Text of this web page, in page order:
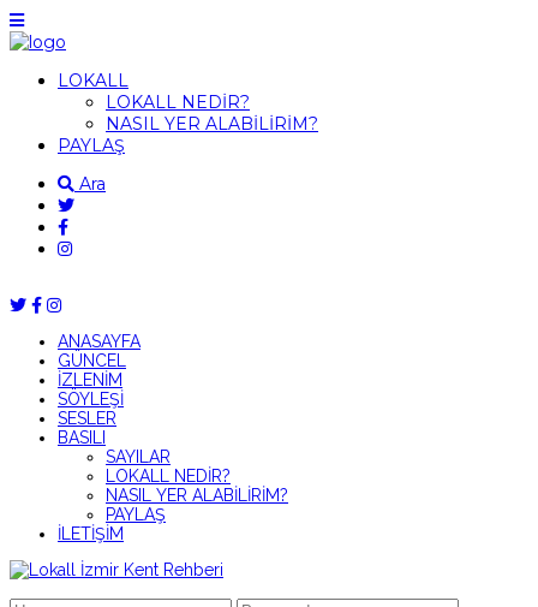
LOKALL
LOKALL NEDİR?
NASIL YER ALABİLİRİM?
PAYLAŞ
Ara
ANASAYFA
GÜNCEL
İZLENİM
SÖYLEŞİ
SESLER
BASILI
SAYILAR
LOKALL NEDİR?
NASIL YER ALABİLİRİM?
PAYLAŞ
İLETİŞİM